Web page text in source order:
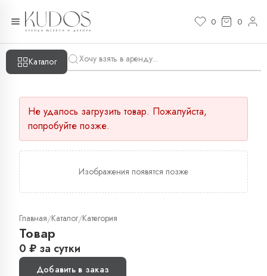
0 0
Каталог
Не удалось загрузить товар. Пожалуйста,
попробуйте позже.
Изображения появятся позже
Главная/Каталог/Категория
Товар
0 ₽ за сутки
Добавить в заказ